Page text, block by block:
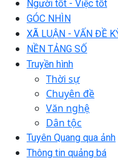
Người tốt - Việc tốt
GÓC NHÌN
XÃ LUẬN - VẤN ĐỀ
NỀN TẢNG SỐ
Truyền hình
Thời sự
Chuyên đề
Văn nghệ
Dân tộc
Tuyên Quang qua ảnh
Thông tin quảng bá